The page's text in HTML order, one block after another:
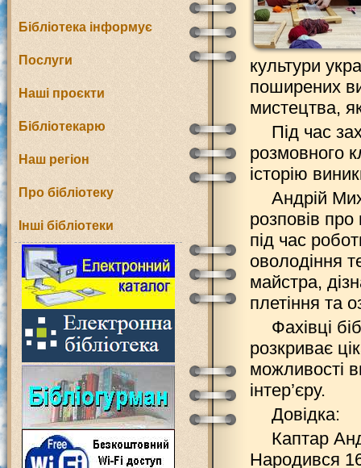
Бібліотека інформує
Послуги
Наші проєкти
Бібліотекарю
Наш регіон
Про бібліотеку
Інші бібліотеки
культури
поширених
мистецтва,
Під час
розмовного
історію
Андрій
розповів про
під час
оволодіння
майстра,
плетіння та
Фахівці
розкриває
можливості
інтер’єру.
Довідка:
Каптар
Народився